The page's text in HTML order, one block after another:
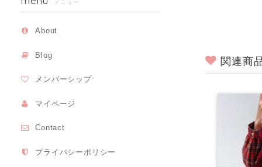
メニュー
About
Blog
メンバーシップ
マイページ
Contact
プライバシーポリシー
関連商